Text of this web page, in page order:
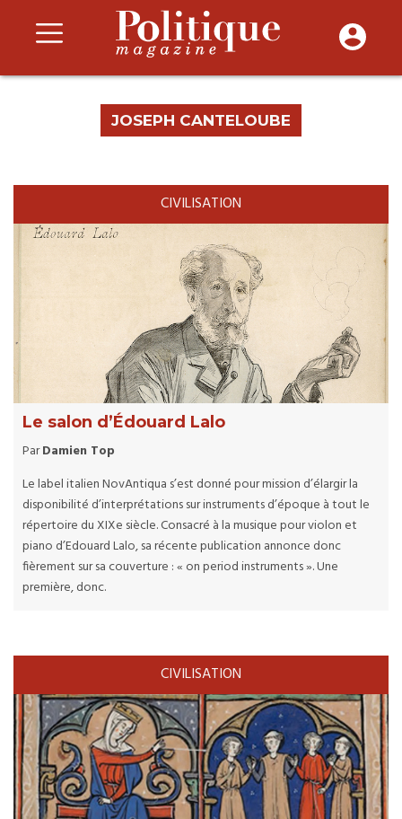
JOSEPH CANTELOUBE
CIVILISATION
Le salon d’Édouard Lalo
ParDamien Top
Le label italien NovAntiqua s’est donné pour mission d’élargir la
disponibilité d’interprétations sur instruments d’époque à tout le
répertoire du XIXe siècle. Consacré à la musique pour violon et
piano d’Edouard Lalo, sa récente publication annonce donc
fièrement sur sa couverture : « on period instruments ». Une
première, donc.
CIVILISATION